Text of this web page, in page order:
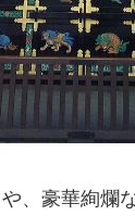
、豪華絢爛